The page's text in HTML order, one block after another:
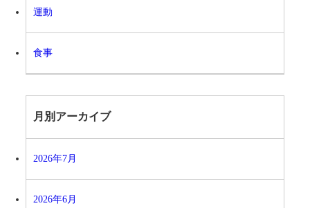
運動
食事
月別アーカイブ
2026年7月
2026年6月